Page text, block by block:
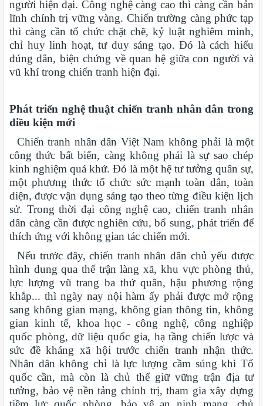
người hiện đại. Công nghệ càng cao thì càng cần bản
lĩnh chính trị vững vàng. Chiến trường càng phức tạp
thì càng cần tổ chức chặt chẽ, kỷ luật nghiêm minh,
chỉ huy linh hoạt, tư duy sáng tạo. Đó là cách hiểu
đúng đắn, biện chứng về quan hệ giữa con người và
vũ khí trong chiến tranh hiện đại.
Phát triển nghệ thuật chiến tranh nhân dân trong
điều kiện mới
Chiến tranh nhân dân Việt Nam không phải là một
công thức bất biến, càng không phải là sự sao chép
kinh nghiệm quá khứ. Đó là một hệ tư tưởng quân sự,
một phương thức tổ chức sức mạnh toàn dân, toàn
diện, được vận dụng sáng tạo theo từng điều kiện lịch
sử. Trong thời đại công nghệ cao, chiến tranh nhân
dân càng cần được nghiên cứu, bổ sung, phát triển để
thích ứng với không gian tác chiến mới.
Nếu trước đây, chiến tranh nhân dân chủ yếu được
hình dung qua thế trận làng xã, khu vực phòng thủ,
lực lượng vũ trang ba thứ quân, hậu phương rộng
khắp... thì ngày nay nội hàm ấy phải được mở rộng
sang không gian mạng, không gian thông tin, không
gian kinh tế, khoa học - công nghệ, công nghiệp
quốc phòng, dữ liệu quốc gia, hạ tầng chiến lược và
sức đề kháng xã hội trước chiến tranh nhận thức.
Nhân dân không chỉ là lực lượng cầm súng khi Tổ
quốc cần, mà còn là chủ thể giữ vững trận địa tư
tưởng, bảo vệ nền tảng chính trị, tham gia xây dựng